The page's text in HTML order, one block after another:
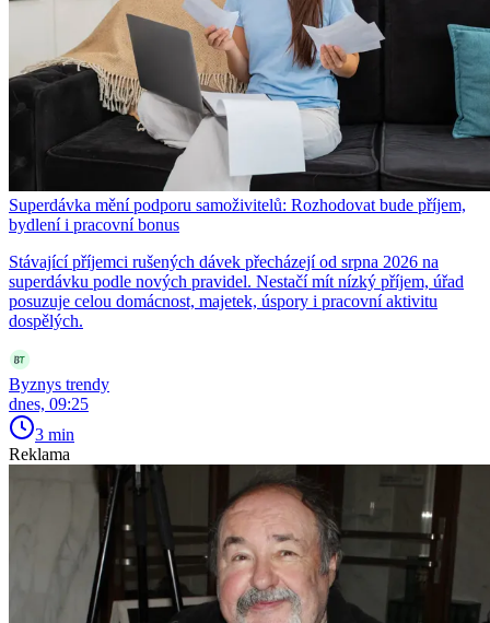
Superdávka mění podporu samoživitelů: Rozhodovat bude příjem,
bydlení i pracovní bonus
Stávající příjemci rušených dávek přecházejí od srpna 2026 na
superdávku podle nových pravidel. Nestačí mít nízký příjem, úřad
posuzuje celou domácnost, majetek, úspory i pracovní aktivitu
dospělých.
Byznys trendy
dnes, 09:25
3 min
Reklama